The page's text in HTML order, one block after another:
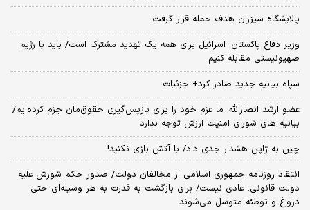
پالایشگاه سیزران هدف حمله قرار گرفت
وزیر دفاع پاکستان: اسرائیل برای همه یک تهدید مشترک است/ باید با رژیم
صهیونیستی مقابله کنیم
سپاه بیانیه جدید صادر کرد+ جزئیات
عضو ارشد انصارالله: ما عزم خود را برای بازپس‌گیری حقوق‌مان جزم کرده‌ایم/
بیانیه‌ های شورای امنیت ارزش توجه ندارد
چین به ژاپن هشدار جدی داد/ با آتش بازی نکنید!
انتقاد روزنامه جمهوری اسلامی از مخالفان دولت/ صدور حکم شورش علیه
دولت قانونی، عادی نیست/ برای بازگشت به قدرت به هر وسیله‌ای حتی
دروغ و توطئه متوسل می‌شوند